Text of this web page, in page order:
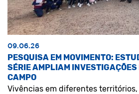
09.06.26
PESQUISA EM MOVIMENTO:
SÉRIE AMPLIAM
CAMPO
Vivências em diferentes